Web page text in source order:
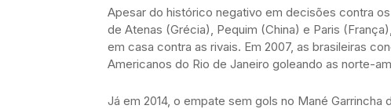
Apesar do histórico negativo em decisões contra
de Atenas (Grécia), Pequim (China) e Paris
em casa contra as rivais. Em 2007, as brasileiras
Americanos do Rio de Janeiro goleando as norte-
Já em 2014, o empate sem gols no Mané